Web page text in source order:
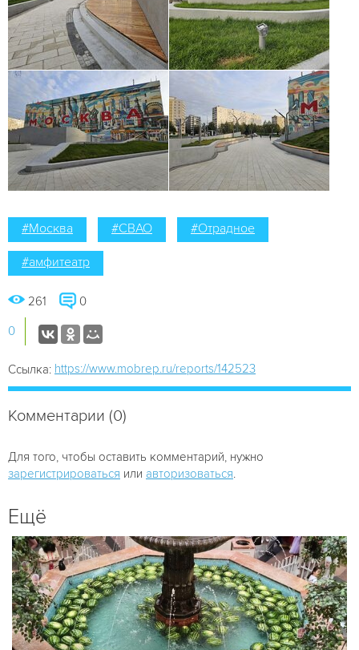
#Москва #СВАО #Отрадное
#амфитеатр
261 0
0
Ссылка: https://www.mobrep.ru/reports/142523
Комментарии (0)
Для того, чтобы оставить комментарий, нужно
зарегистрироваться или авторизоваться
Ещё